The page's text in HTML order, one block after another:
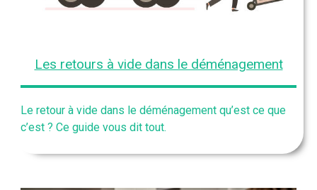
Les retours à vide dans le déménagement
Le retour à vide dans le déménagement qu’est ce que
c’est ? Ce guide vous dit tout.